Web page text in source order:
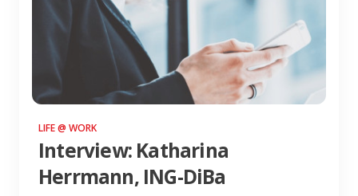
LIFE @ WORK
Interview: Katharina
Herrmann, ING-DiBa